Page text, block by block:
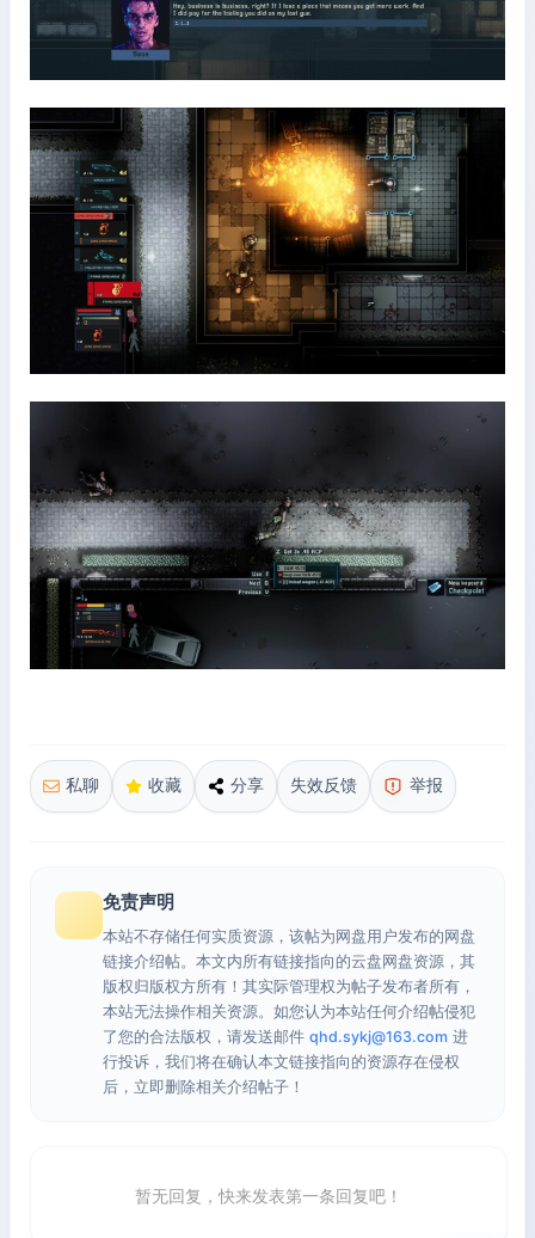
私聊 收藏 分享 失效反馈 举报
免责声明
本站不存储任何实质资源，该帖为网盘用户发布的网盘
链接介绍帖。本文内所有链接指向的云盘网盘资源，其
版权归版权方所有！其实际管理权为帖子发布者所有，
本站无法操作相关资源。如您认为本站任何介绍帖侵犯
了您的合法版权，请发送邮件 qhd.sykj@163.com 进
行投诉，我们将在确认本文链接指向的资源存在侵权
后，立即删除相关介绍帖子！
暂无回复，快来发表第一条回复吧！